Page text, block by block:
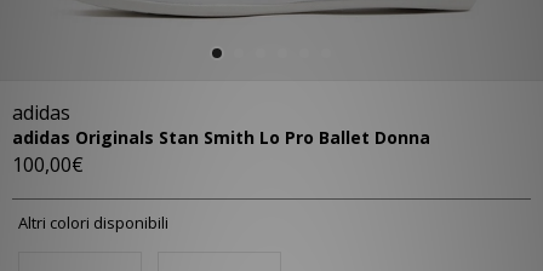
adidas
adidas Originals Stan Smith Lo Pro Ballet Donna
100,00€
Altri colori disponibili